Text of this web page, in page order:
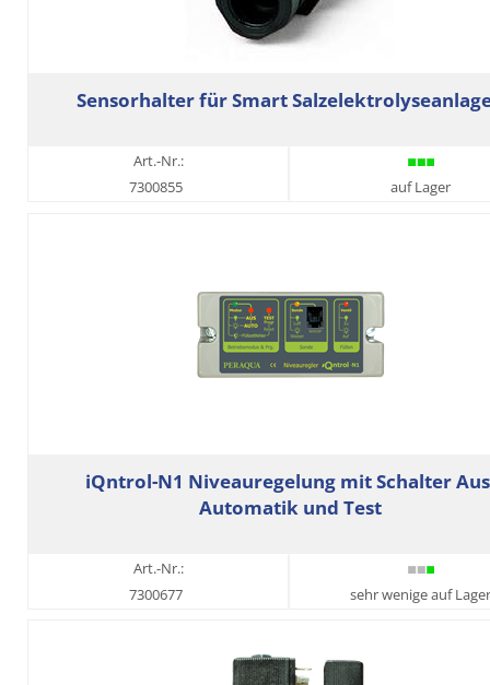
Sensorhalter für Smart
Art.-Nr.:
7300855
auf Lager
iQntrol-N1 Niveauregelung mit Schalter
Automatik und Test
Art.-Nr.:
7300677
sehr wenige auf Lager